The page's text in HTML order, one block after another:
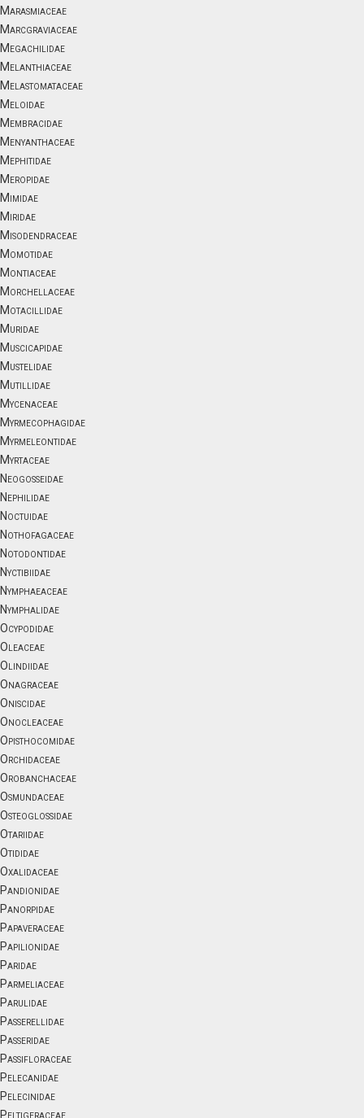
Marasmiaceae
Marcgraviaceae
Megachilidae
Melanthiaceae
Melastomataceae
Meloidae
Membracidae
Menyanthaceae
Mephitidae
Meropidae
Mimidae
Miridae
Misodendraceae
Momotidae
Montiaceae
Morchellaceae
Motacillidae
Muridae
Muscicapidae
Mustelidae
Mutillidae
Mycenaceae
Myrmecophagidae
Myrmeleontidae
Myrtaceae
Neogosseidae
Nephilidae
Noctuidae
Nothofagaceae
Notodontidae
Nyctibiidae
Nymphaeaceae
Nymphalidae
Ocypodidae
Oleaceae
Olindiidae
Onagraceae
Oniscidae
Onocleaceae
Opisthocomidae
Orchidaceae
Orobanchaceae
Osmundaceae
Osteoglossidae
Otariidae
Otididae
Oxalidaceae
Pandionidae
Panorpidae
Papaveraceae
Papilionidae
Paridae
Parmeliaceae
Parulidae
Passerellidae
Passeridae
Passifloraceae
Pelecanidae
Pelecinidae
Peltigeraceae